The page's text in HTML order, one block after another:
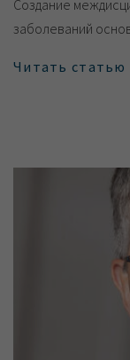
Создание
заболеваний
Читать статью